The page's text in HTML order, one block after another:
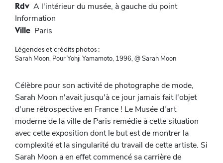
Rdv A l'intérieur du musée, à gauche du point
Information
Ville Paris
Légendes et crédits photos :
Sarah Moon, Pour Yohji Yamamoto, 1996, @ Sarah Moon
Célèbre pour son activité de photographe de mode,
Sarah Moon n'avait jusqu'à ce jour jamais fait l'objet
d'une rétrospective en France ! Le Musée d'art
moderne de la ville de Paris remédie à cette situation
avec cette exposition dont le but est de montrer la
complexité et la singularité du travail de cette artiste. Si
Sarah Moon a en effet commencé sa carrière de